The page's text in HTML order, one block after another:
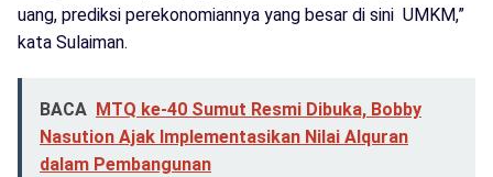
uang, prediksi perekonomiannya yang besar di sini UMKM,”
kata Sulaiman.
BACA MTQ ke-40 Sumut Resmi Dibuka, Bobby
Nasution Ajak Implementasikan Nilai Alquran
dalam Pembangunan